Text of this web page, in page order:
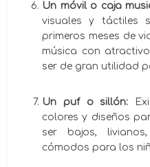
Un móvil o caja
visuales y táctiles
primeros meses de
música con
ser de gran utilidad
Un puf o sillón:
colores y diseños
ser bajos,
cómodos para los